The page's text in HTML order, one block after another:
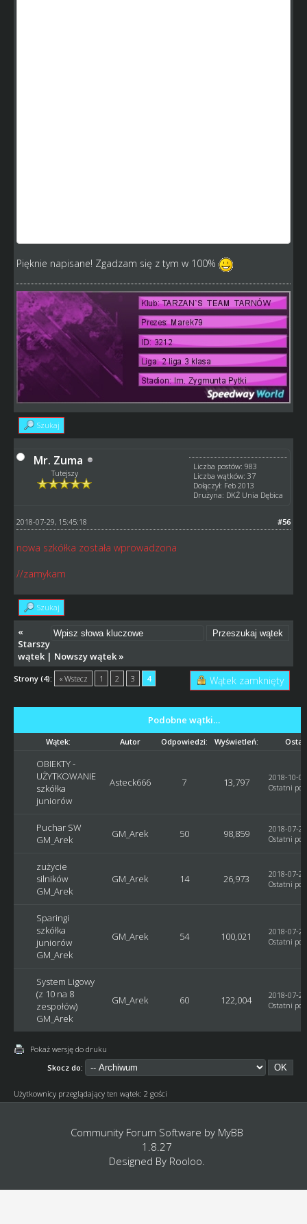
Pięknie napisane! Zgadzam się z tym w 100%
Szukaj
Mr. Zuma
Tutejszy
Liczba postów: 983
Liczba wątków: 37
Dołączył: Feb 2013
Drużyna: DKŻ Unia Dębica
#56
2018-07-29, 15:45:18
nowa szkółka została wprowadzona
//zamykam
Szukaj
«
Starszy
wątek| Nowszy wątek»
Strony (4): « Wstecz 1 2 3 4 Wątek zamknięty
Podobne wątki…
Wątek: Autor Odpowiedzi: Wyświetleń:
OBIEKTY -
UŻYTKOWANIE
szkółka
juniorów
Asteck666 7 13,797
2018-10-
Ostatni
Puchar SW
GM_Arek
GM_Arek 50 98,859
2018-07-
Ostatni
zużycie
silników
GM_Arek
GM_Arek 14 26,973
2018-07-
Ostatni
Sparingi
szkółka
juniorów
GM_Arek
GM_Arek 54 100,021
2018-07-
Ostatni
System Ligowy
(z 10 na 8
zespołów)
GM_Arek
GM_Arek 60 122,004
2018-07-
Ostatni
Pokaż wersję do druku
Skocz do:
Użytkownicy przeglądający ten wątek: 2 gości
Community Forum Software by MyBB
1.8.27
Designed By Rooloo